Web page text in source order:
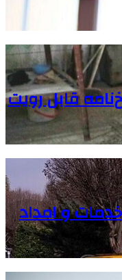
قابل رویت
و امداد